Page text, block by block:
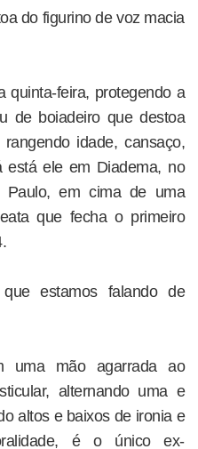
do figurino de voz macia
quinta-feira, protegendo a
de boiadeiro que destoa
idade, cansaço,
está ele em Diadema, no
Paulo, em cima de uma
que fecha o primeiro
estamos falando de
uma mão agarrada ao
alternando uma e
altos e baixos de ironia e
é o único ex-